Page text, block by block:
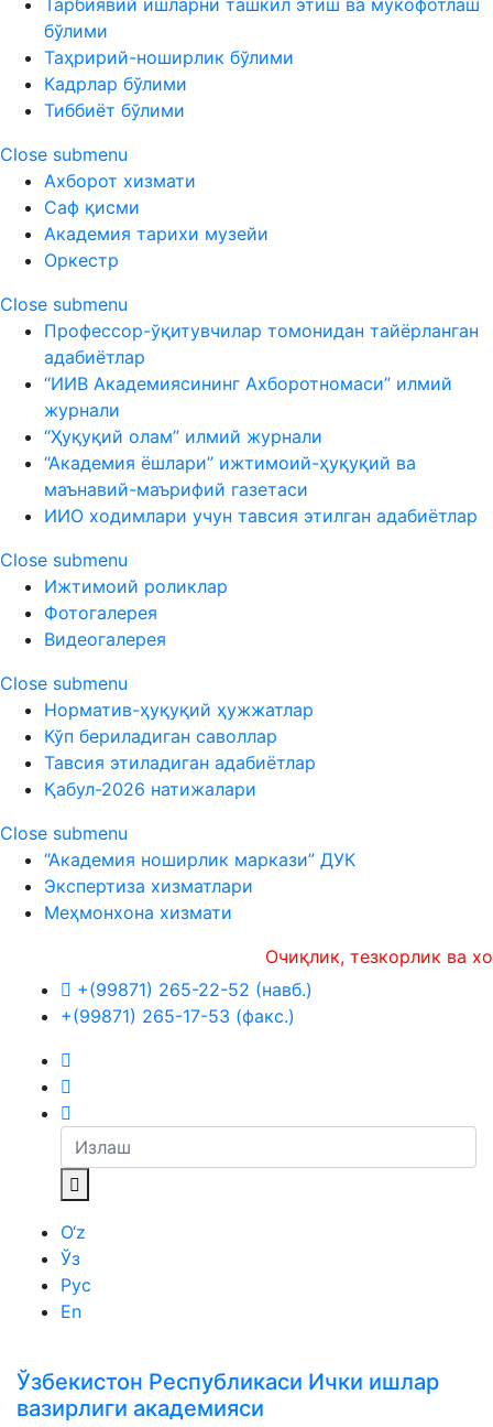
Тарбиявий ишларни ташкил этиш ва мукофотлаш
бўлими
Таҳририй-ноширлик бўлими
Кадрлар бўлими
Тиббиёт бўлими
Close submenu
Ахборот хизмати
Саф қисми
Академия тарихи музейи
Оркестр
Close submenu
Профессор-ўқитувчилар томонидан тайёрланган
адабиётлар
“ИИВ Академиясининг Ахборотномаси” илмий
журнали
“Ҳуқуқий олам” илмий журнали
“Академия ёшлари” ижтимоий-ҳуқуқий ва
маънавий-маърифий газетаси
ИИО ходимлари учун тавсия этилган адабиётлар
Close submenu
Ижтимоий роликлар
Фотогалерея
Видеогалерея
Close submenu
Норматив-ҳуқуқий ҳужжатлар
Кўп бериладиган саволлар
Тавсия этиладиган адабиётлар
Қабул-2026 натижалари
Close submenu
“Академия ноширлик маркази” ДУК
Экспертиза хизматлари
Меҳмонхона хизмати
Очиқлик, тезкорлик ва
+(99871) 265-22-52 (навб.)
+(99871) 265-17-53 (факс.)
O‘z
Ўз
Рус
En
Ўзбекистон Республикаси Ички ишлар
вазирлиги академияси